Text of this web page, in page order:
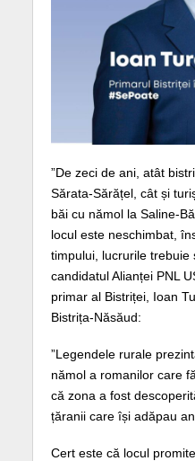
”De zeci de ani, atât
Sărata-Sărățel, cât și
băi cu nămol la Saline-
locul este neschimbat,
timpului, lucrurile trebuie
candidatul Alianței PNL
primar al Bistriței, Ioan
Bistrița-Năsăud:
”Legendele rurale
nămol a romanilor care
că zona a fost
țăranii care își adăpau
Cert este că locul